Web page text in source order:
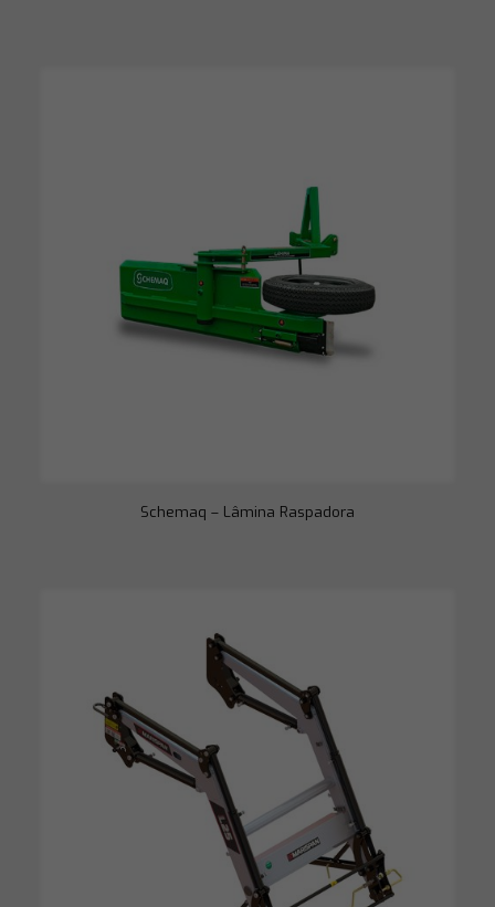
Schemaq – Lâmina Raspadora
funcionamento
do site.
Estatísticas
Para que
possamos
melhorar a
funcionalidade
e a estrutura
do site, com
base em como
o site é usado.